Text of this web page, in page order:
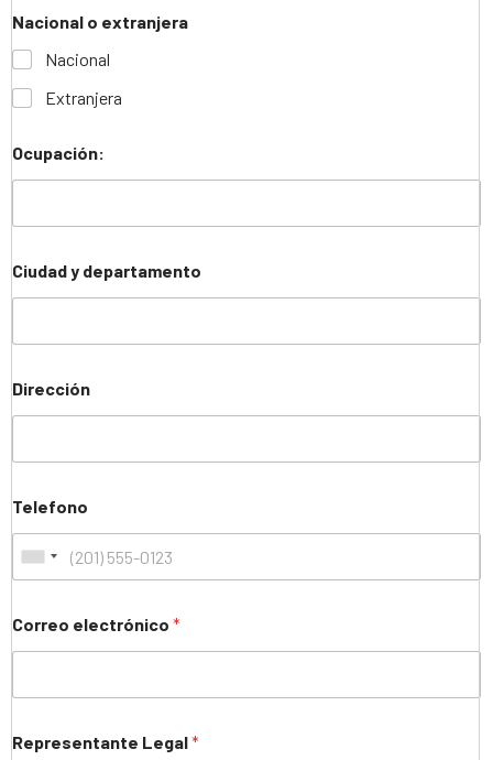
Nacional o extranjera
Nacional
Extranjera
Ocupación:
Ciudad y departamento
Dirección
Telefono
Correo electrónico *
Representante Legal*